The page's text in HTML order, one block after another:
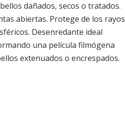
dañados, secos o tratados.
abiertas. Protege de los rayos
Desenredante ideal
una película filmógena
extenuados o encrespados.